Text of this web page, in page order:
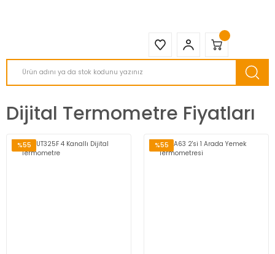
Dijital Termometre Fiyatları
%55 %55